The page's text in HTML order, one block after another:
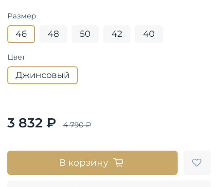
Размер
46 48 50 42 40
Цвет
Джинсовый
3 832 ₽ 4 790 ₽
В корзину